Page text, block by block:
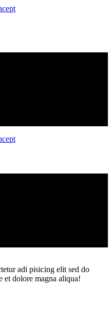
adi pisicing elit sed do
et dolore magna aliqua!